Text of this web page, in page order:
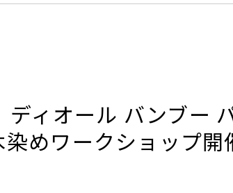
ディオール バンブー
めワークショップ開